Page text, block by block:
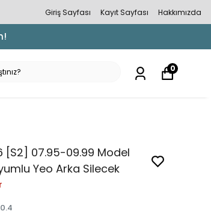
Giriş Sayfası Kayıt Sayfası Hakkımızda
0
[S2] 07.95-09.99 Model
Yeo Arka Silecek